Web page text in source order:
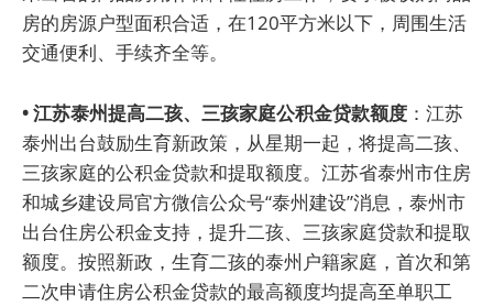
房的房源户型面积合适，在120平方米以下，周围生活
交通便利、手续齐全等。
• 江苏泰州提高二孩、三孩家庭公积金贷款额度 ：江苏
泰州出台鼓励生育新政策，从星期一起，将提高二孩、
三孩家庭的公积金贷款和提取额度。江苏省泰州市住房
和城乡建设局官方微信公众号“泰州建设”消息，泰州市
出台住房公积金支持，提升二孩、三孩家庭贷款和提取
额度。按照新政，生育二孩的泰州户籍家庭，首次和第
二次申请住房公积金贷款的最高额度均提高至单职工